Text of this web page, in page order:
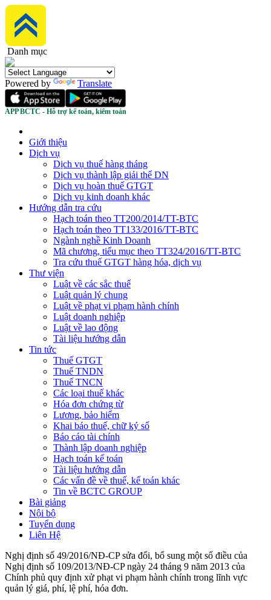
Danh mục
Powered by Translate
APP BCTC - Hỗ trợ kế toán, kiểm toán
Giới thiệu
Dịch vụ
Dịch vụ thuế hàng tháng
Dịch vụ thành lập giải thể DN
Dịch vụ hoàn thuế GTGT
Dịch vụ kinh doanh khác
Hướng dẫn tra cứu
Hạch toán theo TT200/2014/TT-BTC
Hạch toán theo TT133/2016/TT-BTC
Ngành nghề Kinh Doanh
Mã chương, tiểu mục theo TT324/2016/TT-BTC
Tra cứu thuế GTGT hàng hóa, dịch vụ
Thư viện
Luật về các sắc thuế
Luật quản lý chung
Luật về phạt vi phạm hành chính
Luật doanh nghiệp
Luật về lao động
Tài liệu hướng dẫn
Tin tức
Thuế GTGT
Thuế TNDN
Thuế TNCN
Các loại thuế khác
Hóa đơn chứng từ
Lương, bảo hiểm
Khai báo thuế, chữ ký số
Báo cáo tài chính
Thành lập doanh nghiệp
Hạch toán kế toán
Tài liệu hướng dẫn
Các vấn đề về thuế, kế toán khác
Tin về BCTC GROUP
Bài giảng
Nội bộ
Tuyển dụng
Liên Hệ
Nghị định số 49/2016/NĐ-CP sửa đổi, bổ sung một số điều của
Nghị định số 109/2013/NĐ-CP ngày 24 tháng 9 năm 2013 của
Chính phủ quy định xử phạt vi phạm hành chính trong lĩnh vực
quản lý giá, phí, lệ phí, hóa đơn.